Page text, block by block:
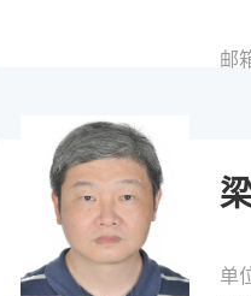
邮
单